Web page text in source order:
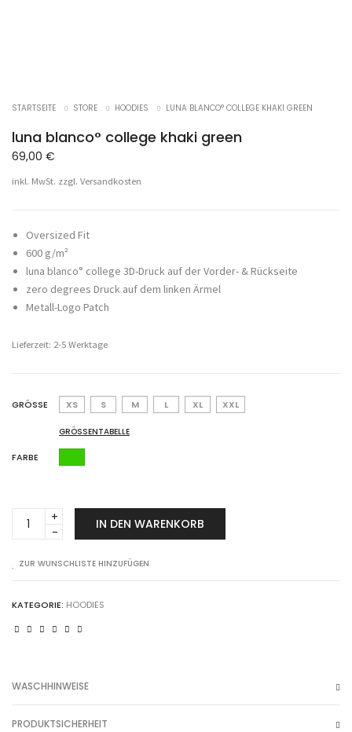
STARTSEITE STORE HOODIES LUNA BLANCO° COLLEGE KHAKI GREEN
luna blanco° college khaki green
69,00 €
inkl. MwSt. zzgl. Versandkosten
Oversized Fit
600 g/m²
luna blanco° college 3D-Druck auf der Vorder- & Rückseite
zero degrees Druck auf dem linken Ärmel
Metall-Logo Patch
Lieferzeit: 2-5 Werktage
GRÖSSE XS S M L XL XXL
GRÖSSENTABELLE
FARBE
luna
blanco°
khaki
IN DEN WARENKORB
ZUR WUNSCHLISTE HINZUFÜGEN
KATEGORIE: HOODIES
WASCHHINWEISE
PRODUKTSICHERHEIT